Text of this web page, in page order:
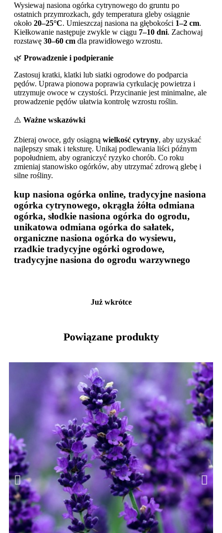
Wysiewaj nasiona ogórka cytrynowego do gruntu po
ostatnich przymrozkach, gdy temperatura gleby osiągnie
około 20–25°C. Umieszczaj nasiona na głębokości 1–2 cm.
Kiełkowanie następuje zwykle w ciągu 7–10 dni. Zachowaj
rozstawę 30–60 cm dla prawidłowego wzrostu.
🌿 Prowadzenie i podpieranie
Zastosuj kratki, klatki lub siatki ogrodowe do podparcia
pędów. Uprawa pionowa poprawia cyrkulację powietrza i
utrzymuje owoce w czystości. Przycinanie jest minimalne, ale
prowadzenie pędów ułatwia kontrolę wzrostu roślin.
⚠️ Ważne wskazówki
Zbieraj owoce, gdy osiągną wielkość cytryny, aby uzyskać
najlepszy smak i teksturę. Unikaj podlewania liści późnym
popołudniem, aby ograniczyć ryzyko chorób. Co roku
zmieniaj stanowisko ogórków, aby utrzymać zdrową glebę i
silne rośliny.
kup nasiona ogórka online, tradycyjne nasiona
ogórka cytrynowego, okrągła żółta odmiana
ogórka, słodkie nasiona ogórka do ogrodu,
unikatowa odmiana ogórka do sałatek,
organiczne nasiona ogórka do wysiewu,
rzadkie tradycyjne ogórki ogrodowe,
tradycyjne nasiona do ogrodu warzywnego
Już wkrótce
Powiązane produkty